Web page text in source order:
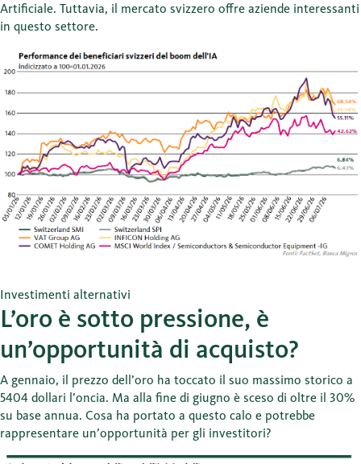
Artificiale. Tuttavia, il mercato svizzero offre aziende interessanti
in questo settore.
Investimenti alternativi
L’oro è sotto pressione, è
un’opportunità di acquisto?
A gennaio, il prezzo dell’oro ha toccato il suo massimo storico a
5404 dollari l’oncia. Ma alla fine di giugno è sceso di oltre il 30%
su base annua. Cosa ha portato a questo calo e potrebbe
rappresentare un’opportunità per gli investitori?